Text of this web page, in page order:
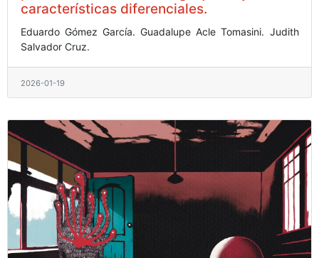
características diferenciales.
Eduardo Gómez García. Guadalupe Acle Tomasini. Judith
Salvador Cruz.
2026-01-19